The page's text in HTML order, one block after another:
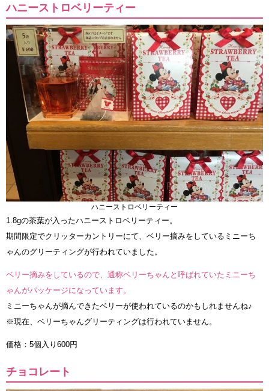
ハニーストロベリーティー
ハニーストロベリーティー
1.8gの茶葉が入ったハニーストロベリーティー。
期間限定でクリッターカントリーにて、ベリー摘みをしているミニーち
ゃんのグリーティングが行われていました。
ベリー摘みをしているので、通称ベリーちゃんと呼ばれていたミニーち
ゃんがパッケージになっています。
ミニーちゃんが摘んできたベリーが使われているのかもしれませんね♪
※現在、ベリーちゃんグリーティングは行われていません。
価格：5個入り600円
チョコレート